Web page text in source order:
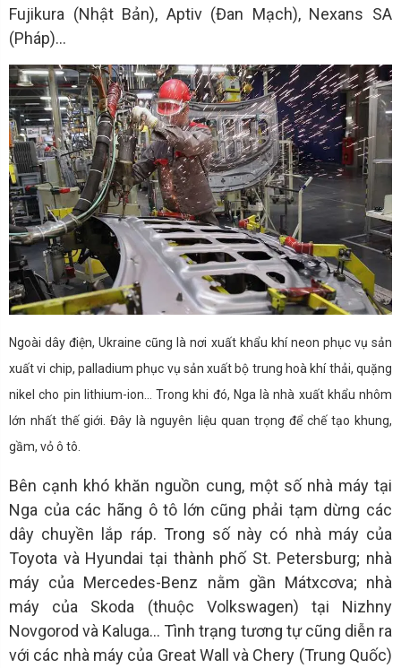
Fujikura (Nhật Bản), Aptiv (Đan Mạch), Nexans SA
(Pháp)…
Ngoài dây điện, Ukraine cũng là nơi xuất khẩu khí neon phục vụ sản
xuất vi chip, palladium phục vụ sản xuất bộ trung hoà khí thải, quặng
nikel cho pin lithium-ion… Trong khi đó, Nga là nhà xuất khẩu nhôm
lớn nhất thế giới. Đây là nguyên liệu quan trọng để chế tạo khung,
gầm, vỏ ô tô.
Bên cạnh khó khăn nguồn cung, một số nhà máy tại
Nga của các hãng ô tô lớn cũng phải tạm dừng các
dây chuyền lắp ráp. Trong số này có nhà máy của
Toyota và Hyundai tại thành phố St. Petersburg; nhà
máy của Mercedes-Benz nằm gần Mátxcơva; nhà
máy của Skoda (thuộc Volkswagen) tại Nizhny
Novgorod và Kaluga… Tình trạng tương tự cũng diễn ra
với các nhà máy của Great Wall và Chery (Trung Quốc)